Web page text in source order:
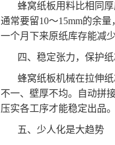
蜂窝纸板用料比相同
通常要留10～15mm的余
一个月下来原纸库存能减
四、稳定张力，保护
蜂窝纸板机械在拉伸
不一、壁厚不均。自动拼
压实各工序才能稳定出品。
五、少人化是大趋势